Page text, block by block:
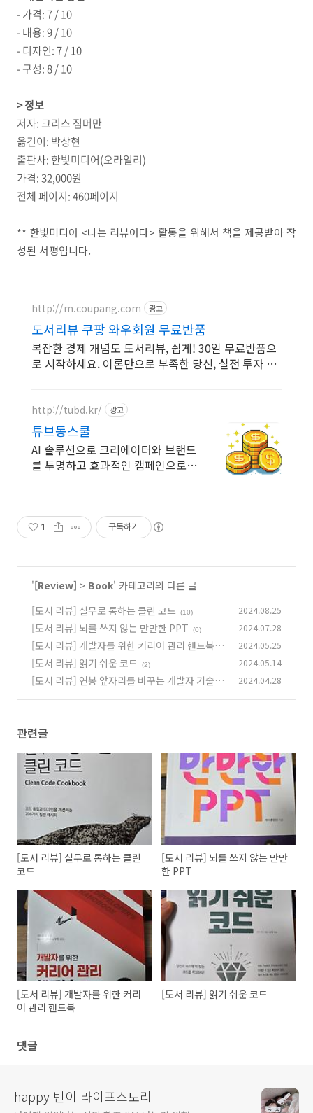
- 가격: 7 / 10
- 내용: 9 / 10
- 디자인: 7 / 10
- 구성: 8 / 10
> 정보
저자: 크리스 짐머만
옮긴이: 박상현
출판사: 한빛미디어(오라일리)
가격: 32,000원
전체 페이지: 460페이지
** 한빛미디어 <나는 리뷰어다> 활동을 위해서 책을 제공받아 작
성된 서평입니다.
http://m.coupang.com 광고
도서리뷰 쿠팡 와우회원 무료반품
복잡한 경제 개념도 도서리뷰, 쉽게! 30일 무료반품으
로 시작하세요. 이론만으로 부족한 당신, 실전 투자 전
http://tubd.kr/ 광고
튜브동스쿨
AI 솔루션으로 크리에이터와 브랜드
를 투명하고 효과적인 캠페인으로
1 구독하기
'[Review] > Book' 카테고리의 다른 글
[도서 리뷰] 실무로 통하는 클린 코드
(10) 2024.08.25
[도서 리뷰] 뇌를 쓰지 않는 만만한 PPT (0) 2024.07.28
[도서 리뷰] 개발자를 위한 커리어 관리 핸드북
(0)
2024.05.25
[도서 리뷰] 읽기 쉬운 코드 (2) 2024.05.14
[도서 리뷰] 연봉 앞자리를 바꾸는 개발자 기술 면
2024.04.28
관련글
[도서 리뷰] 실무로 통하는 클린
코드
[도서 리뷰] 뇌를 쓰지 않는 만만
한 PPT
[도서 리뷰] 개발자를 위한 커리
어 관리 핸드북
[도서 리뷰] 읽기 쉬운 코드
댓글
happy 빈이 라이프스토리